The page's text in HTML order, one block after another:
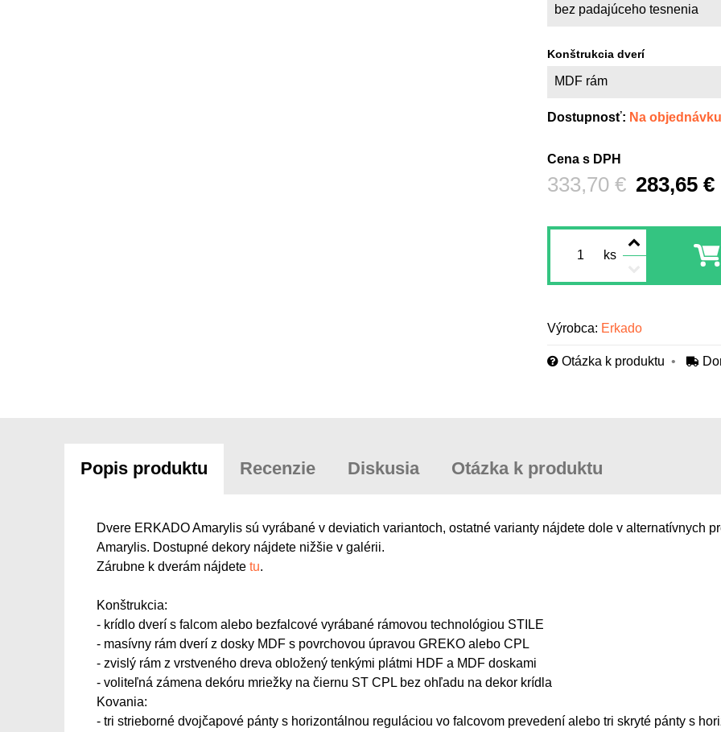
bez padajúceho tesnenia
Konštrukcia dverí
MDF rám
Dostupnosť: Na objednávku
Cena s DPH
283,65 €
Pred zľavou:
333,70 €
ks
Výrobca: Erkado
Otázka k produktu
Popis produktu Recenzie Diskusia Otázka k produktu
Dvere ERKADO Amarylis sú vyrábané v deviatich variantoch, ostatné varianty nájdete dole v alternatívnych
Amarylis. Dostupné dekory nájdete nižšie v galérii.
Zárubne k dverám nájdete tu.
Konštrukcia:
- krídlo dverí s falcom alebo bezfalcové vyrábané rámovou technológiou STILE
- masívny rám dverí z dosky MDF s povrchovou úpravou GREKO alebo CPL
- zvislý rám z vrstveného dreva obložený tenkými plátmi HDF a MDF doskami
- voliteľná zámena dekóru mriežky na čiernu ST CPL bez ohľadu na dekor krídla
Kovania:
- tri strieborné dvojčapové pánty s horizontálnou reguláciou vo falcovom prevedení alebo tri skryté pánty s